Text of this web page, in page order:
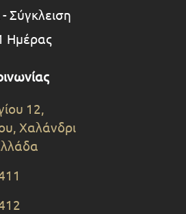
Σύγκλειση
Ημέρας
12,
Χαλάνδρι